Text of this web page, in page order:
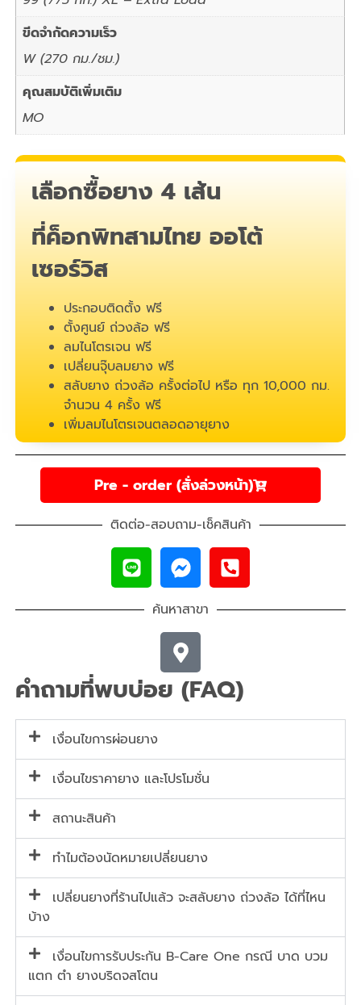
ขีดจำกัดความเร็ว
W (270 กม./ชม.)
คุณสมบัติเพิ่มเติม
MO
เลือกซื้อยาง 4 เส้น
ที่ค็อกพิทสามไทย ออโต้
เซอร์วิส
ประกอบติดตั้ง ฟรี
ตั้งศูนย์ ถ่วงล้อ ฟรี
ลมไนโตรเจน ฟรี
เปลี่ยนจุ๊บลมยาง ฟรี
สลับยาง ถ่วงล้อ ครั้งต่อไป หรือ ทุก 10,000 กม.
จำนวน 4 ครั้ง ฟรี
เพิ่มลมไนโตรเจนตลอดอายุยาง
Pre - order (สั่งล่วงหน้า)
ติดต่อ-สอบถาม-เช็คสินค้า
ค้นหาสาขา
คำถามที่พบบ่อย (FAQ)
เงื่อนไขการผ่อนยาง
เงื่อนไขราคายาง และโปรโมชั่น
สถานะสินค้า
ทำไมต้องนัดหมายเปลี่ยนยาง
เปลี่ยนยางที่ร้านไปแล้ว จะสลับยาง ถ่วงล้อ ได้ที่ไหน
บ้าง
เงื่อนไขการรับประกัน B-Care One กรณี บาด บวม
แตก ตำ ยางบริดจสโตน